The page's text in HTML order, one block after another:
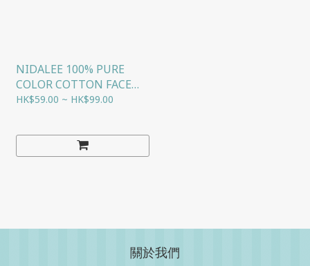
NIDALEE 100% PURE
COLOR COTTON FACE
TOWEL (ORIGINAL PRICE
HK$59.00 ~ HK$99.00
關於我們